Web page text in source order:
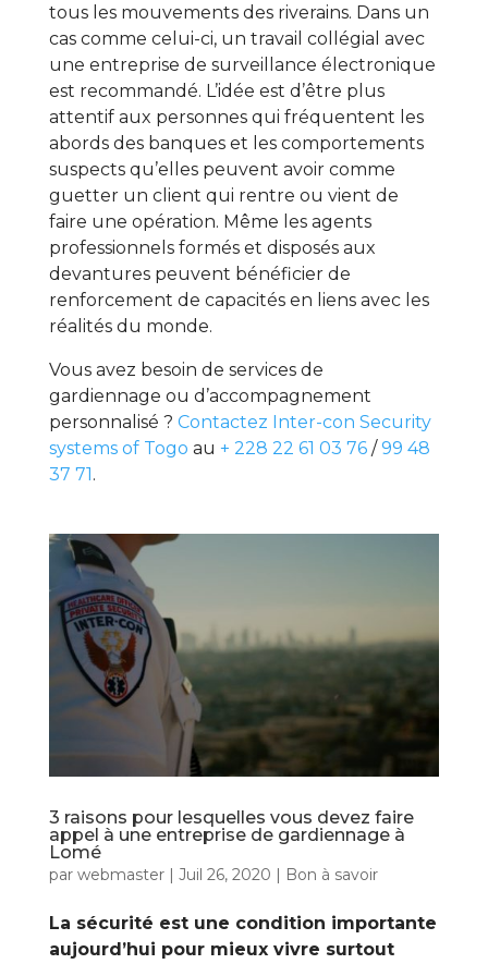
tous les mouvements des riverains. Dans un
cas comme celui-ci, un travail collégial avec
une entreprise de surveillance électronique
est recommandé. L’idée est d’être plus
attentif aux personnes qui fréquentent les
abords des banques et les comportements
suspects qu’elles peuvent avoir comme
guetter un client qui rentre ou vient de
faire une opération. Même les agents
professionnels formés et disposés aux
devantures peuvent bénéficier de
renforcement de capacités en liens avec les
réalités du monde.
Vous avez besoin de services de
gardiennage ou d’accompagnement
personnalisé ? Contactez Inter-con Security
systems of Togo au + 228 22 61 03 76/99 48
37 71.
3 raisons pour lesquelles vous devez faire
appel à une entreprise de gardiennage à
Lomé
par webmaster| Juil 26, 2020 | Bon à savoir
La sécurité est une condition importante
aujourd’hui pour mieux vivre surtout